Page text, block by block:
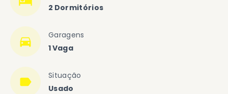
2 Dormitórios
Garagens
1 Vaga
Situação
Usado